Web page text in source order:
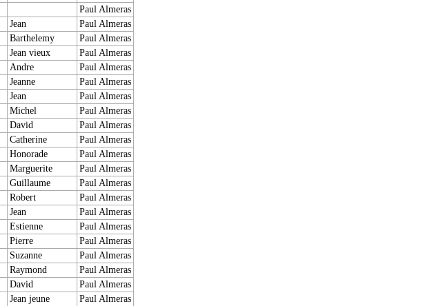
Paul Almeras
Jean
Paul Almeras
Barthelemy
Paul Almeras
Jean vieux
Paul Almeras
Andre
Paul Almeras
Jeanne
Paul Almeras
Jean
Paul Almeras
Michel
Paul Almeras
David
Paul Almeras
Catherine
Paul Almeras
Honorade
Paul Almeras
Marguerite
Paul Almeras
Guillaume
Paul Almeras
Robert
Paul Almeras
Jean
Paul Almeras
Estienne
Paul Almeras
Pierre
Paul Almeras
Suzanne
Paul Almeras
Raymond
Paul Almeras
David
Paul Almeras
Jean jeune
Paul Almeras